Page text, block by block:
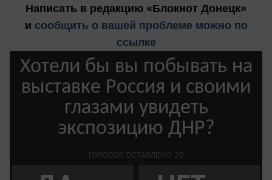
Написать в редакцию «Блокнот Донецк»
и сообщить о вашей проблеме можно по
ссылке